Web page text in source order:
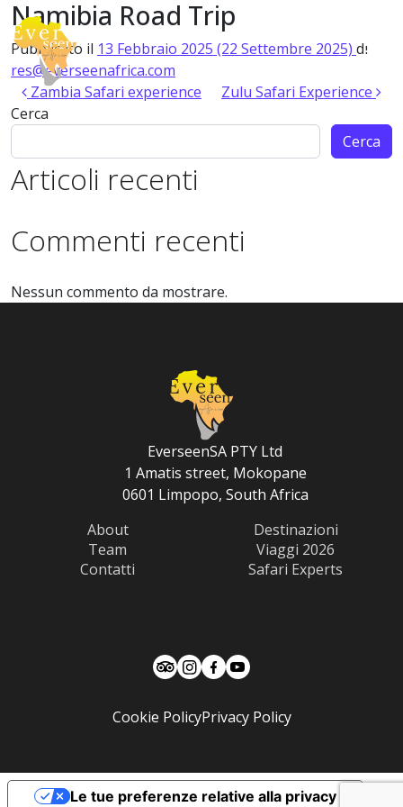
Vai al contenuto
Navigazione principale
Namibia Road Trip
Pubblicato il 13 Febbraio 2025 (22 Settembre 2025) di
res@everseenafrica.com
Navigazione articoli
Zambia Safari experience
Zulu Safari Experience
Cerca
Cerca
Articoli recenti
Commenti recenti
Nessun commento da mostrare.
EverseenSA PTY Ltd
1 Amatis street, Mokopane
0601 Limpopo, South Africa
About
Team
Contatti
Destinazioni
Viaggi 2026
Safari Experts
Cookie PolicyPrivacy Policy
Le tue preferenze relative alla privacy